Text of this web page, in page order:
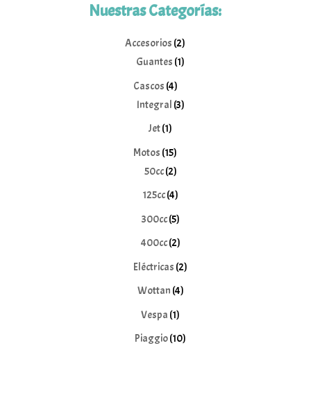
Nuestras Categorías:
Accesorios 22
productos
Guantes 11
Cascos 44
productos
Integral 33
Jet 11
producto
Motos 1515
productos
50cc 22
productos
125cc 44
productos
300cc 55
productos
400cc 22
productos
Eléctricas 22
Wottan 44
Vespa 11
producto
Piaggio 1010